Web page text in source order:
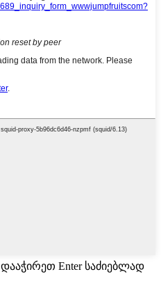
დააჭირეთ Enter საძიებლად